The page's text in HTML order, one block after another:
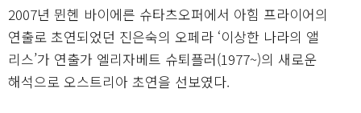
2007년 뮌헨 바이에른 슈타츠오퍼에서 아힘 프라이어의
연출로 초연되었던 진은숙의 오페라 ‘이상한 나라의 앨
리스’가 연출가 엘리자베트 슈퇴플러(1977~)의 새로운
해석으로 오스트리아 초연을 선보였다.